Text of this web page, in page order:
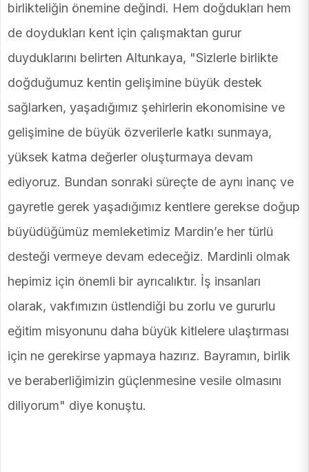
birlikteliğin önemine değindi. Hem doğdukları hem
de doydukları kent için çalışmaktan gurur
duyduklarını belirten Altunkaya, "Sizlerle birlikte
doğduğumuz kentin gelişimine büyük destek
sağlarken, yaşadığımız şehirlerin ekonomisine ve
gelişimine de büyük özverilerle katkı sunmaya,
yüksek katma değerler oluşturmaya devam
ediyoruz. Bundan sonraki süreçte de aynı inanç ve
gayretle gerek yaşadığımız kentlere gerekse doğup
büyüdüğümüz memleketimiz Mardin’e her türlü
desteği vermeye devam edeceğiz. Mardinli olmak
hepimiz için önemli bir ayrıcalıktır. İş insanları
olarak, vakfımızın üstlendiği bu zorlu ve gururlu
eğitim misyonunu daha büyük kitlelere ulaştırması
için ne gerekirse yapmaya hazırız. Bayramın, birlik
ve beraberliğimizin güçlenmesine vesile olmasını
diliyorum" diye konuştu.